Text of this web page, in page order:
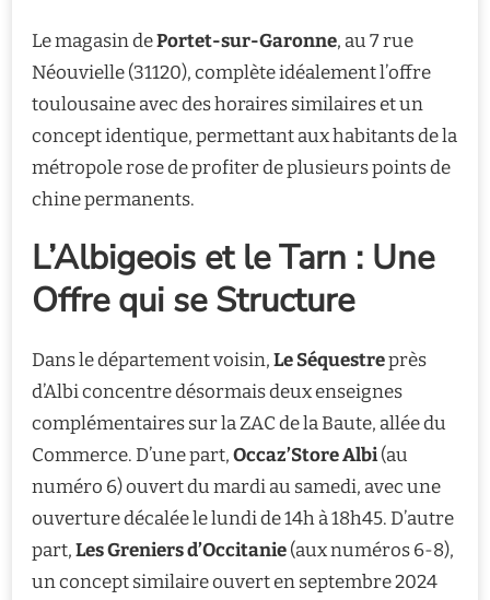
Le magasin dePortet-sur-Garonne, au 7 rue
Néouvielle (31120), complète idéalement l’offre
toulousaine avec des horaires similaires et un
concept identique, permettant aux habitants de la
métropole rose de profiter de plusieurs points de
chine permanents.
L’Albigeois et le Tarn : Une
Offre qui se Structure
Dans le département voisin,Le Séquestreprès
d’Albi concentre désormais deux enseignes
complémentaires sur la ZAC de la Baute, allée du
Commerce. D’une part,Occaz’Store Albi(au
numéro 6) ouvert du mardi au samedi, avec une
ouverture décalée le lundi de 14h à 18h45. D’autre
part,Les Greniers d’Occitanie(aux numéros 6-8),
un concept similaire ouvert en septembre 2024